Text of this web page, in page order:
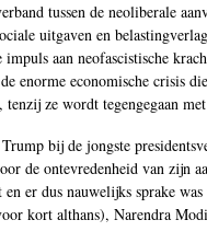
tussen de neoliberale
uitgaven en
aan neofascistische
enorme economische crisis
ze wordt tegengegaan
bij de jongste
de ontevredenheid van zijn
er dus nauwelijks sprake
kort althans), Narendra